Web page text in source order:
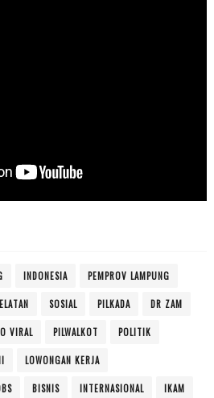
INDONESIA PEMPROV LAMPUNG
SOSIAL PILKADA DR ZAM
VIRAL PILWALKOT POLITIK
LOWONGAN KERJA
BISNIS INTERNASIONAL IKAM